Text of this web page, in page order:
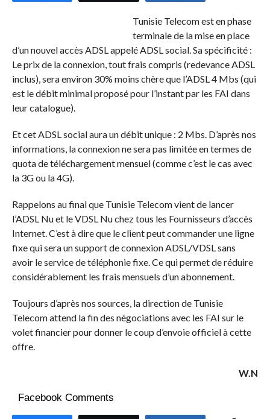
Tunisie Telecom est en phase
terminale de la mise en place
d’un nouvel accès ADSL appelé ADSL social. Sa spécificité :
Le prix de la connexion, tout frais compris (redevance ADSL
inclus), sera environ 30% moins chère que l’ADSL 4 Mbs (qui
est le débit minimal proposé pour l’instant par les FAI dans
leur catalogue).
Et cet ADSL social aura un débit unique : 2 Mbs. D’après nos
informations, la connexion ne sera pas limitée en termes de
quota de téléchargement mensuel (comme c’est le cas avec
la 3G ou la 4G).
Rappelons au final que Tunisie Telecom vient de lancer
l’ADSL Nu et le VDSL Nu chez tous les Fournisseurs d’accès
Internet. C’est à dire que le client peut commander une ligne
fixe qui sera un support de connexion ADSL/VDSL sans
avoir le service de téléphonie fixe. Ce qui permet de réduire
considérablement les frais mensuels d’un abonnement.
Toujours d’après nos sources, la direction de Tunisie
Telecom attend la fin des négociations avec les FAI sur le
volet financier pour donner le coup d’envoie officiel à cette
offre.
W.N
Facebook Comments